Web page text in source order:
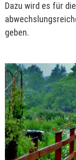
Dazu wird es für
geben.